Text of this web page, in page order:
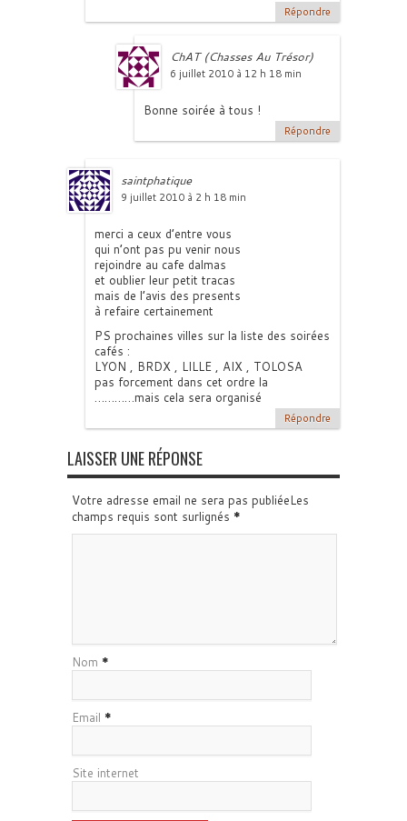
Répondre
ChAT (Chasses Au Trésor)
6 juillet 2010 à 12 h 18 min
Bonne soirée à tous !
Répondre
saintphatique
9 juillet 2010 à 2 h 18 min
merci a ceux d’entre vous
qui n’ont pas pu venir nous
rejoindre au cafe dalmas
et oublier leur petit tracas
mais de l’avis des presents
à refaire certainement
PS prochaines villes sur la liste des soirées
cafés :
LYON , BRDX , LILLE , AIX , TOLOSA
pas forcement dans cet ordre la
…………mais cela sera organisé
Répondre
LAISSER UNE RÉPONSE
Votre adresse email ne sera pas publiéeLes
champs requis sont surlignés *
Nom *
Email *
Site internet